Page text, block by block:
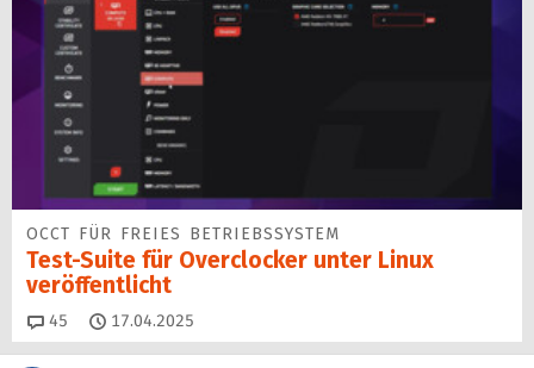
OCCT FÜR FREIES BETRIEBSSYSTEM
Test-Suite für Overclocker unter Linux
veröffentlicht
45 Kommentare
17.04.2025